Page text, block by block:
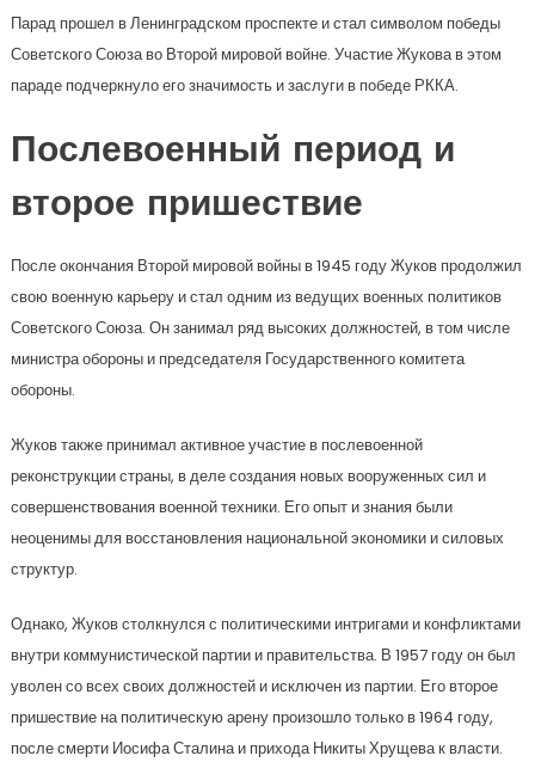
Парад прошел в Ленинградском проспекте и стал символом победы
Советского Союза во Второй мировой войне. Участие Жукова в этом
параде подчеркнуло его значимость и заслуги в победе РККА.
Послевоенный период и
второе пришествие
После окончания Второй мировой войны в 1945 году Жуков продолжил
свою военную карьеру и стал одним из ведущих военных политиков
Советского Союза. Он занимал ряд высоких должностей, в том числе
министра обороны и председателя Государственного комитета
обороны.
Жуков также принимал активное участие в послевоенной
реконструкции страны, в деле создания новых вооруженных сил и
совершенствования военной техники. Его опыт и знания были
неоценимы для восстановления национальной экономики и силовых
структур.
Однако, Жуков столкнулся с политическими интригами и конфликтами
внутри коммунистической партии и правительства. В 1957 году он был
уволен со всех своих должностей и исключен из партии. Его второе
пришествие на политическую арену произошло только в 1964 году,
после смерти Иосифа Сталина и прихода Никиты Хрущева к власти.